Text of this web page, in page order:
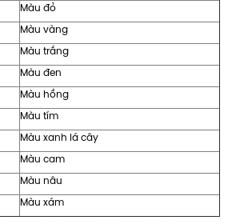
Màu đỏ
Màu vàng
Màu trắng
Màu đen
Màu hồng
Màu tím
Màu xanh lá cây
Màu cam
Màu nâu
Màu xám